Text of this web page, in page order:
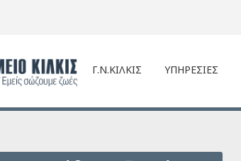
Γ.Ν.ΚΙΛΚΙΣ ΥΠΗΡΕΣΙΕΣ